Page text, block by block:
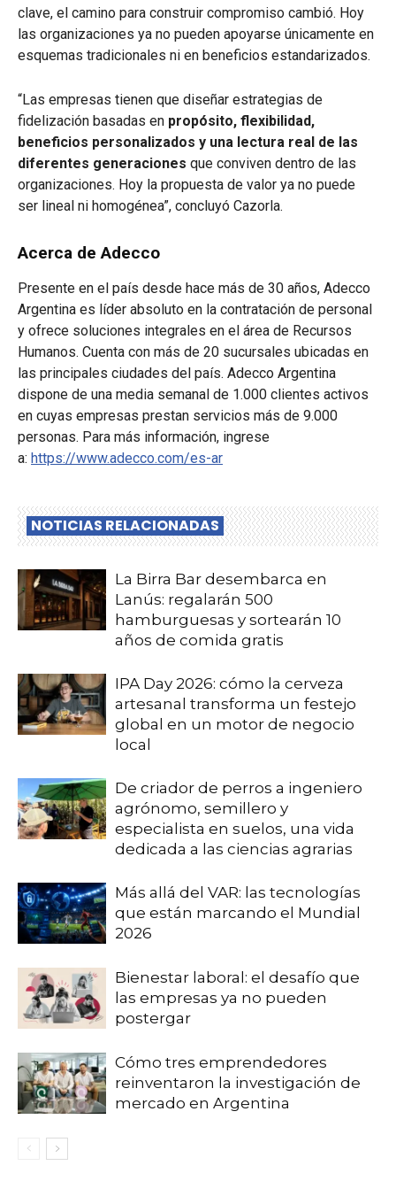
clave, el camino para construir compromiso cambió. Hoy
las organizaciones ya no pueden apoyarse únicamente en
esquemas tradicionales ni en beneficios estandarizados.
“Las empresas tienen que diseñar estrategias de
fidelización basadas en propósito, flexibilidad,
beneficios personalizados y una lectura real de las
diferentes generaciones que conviven dentro de las
organizaciones. Hoy la propuesta de valor ya no puede
ser lineal ni homogénea”, concluyó Cazorla.
Acerca de Adecco
Presente en el país desde hace más de 30 años, Adecco
Argentina es líder absoluto en la contratación de personal
y ofrece soluciones integrales en el área de Recursos
Humanos. Cuenta con más de 20 sucursales ubicadas en
las principales ciudades del país. Adecco Argentina
dispone de una media semanal de 1.000 clientes activos
en cuyas empresas prestan servicios más de 9.000
personas. Para más información, ingrese
a: https://www.adecco.com/es-ar
NOTICIAS RELACIONADAS
La Birra Bar desembarca en
Lanús: regalarán 500
hamburguesas y sortearán 10
años de comida gratis
IPA Day 2026: cómo la cerveza
artesanal transforma un festejo
global en un motor de negocio
local
De criador de perros a ingeniero
agrónomo, semillero y
especialista en suelos, una vida
dedicada a las ciencias agrarias
Más allá del VAR: las tecnologías
que están marcando el Mundial
2026
Bienestar laboral: el desafío que
las empresas ya no pueden
postergar
Cómo tres emprendedores
reinventaron la investigación de
mercado en Argentina